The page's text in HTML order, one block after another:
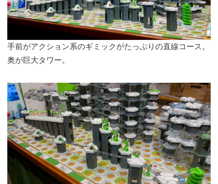
手前がアクション系のギミックがたっぷりの直線コース。
奥が巨大タワー。